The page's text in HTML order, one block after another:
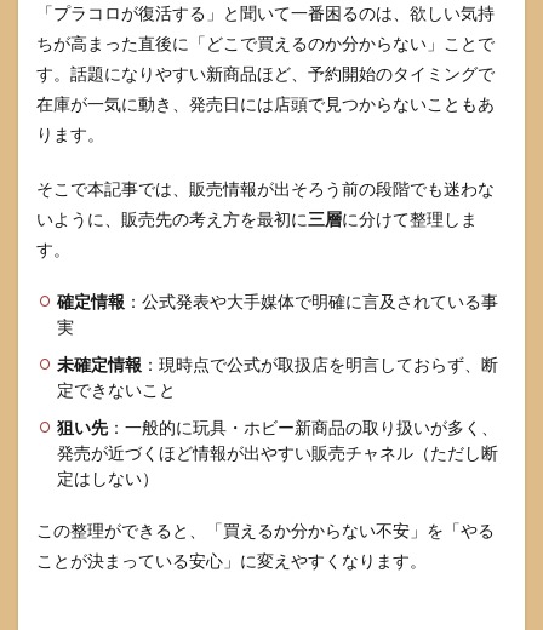
と
3.4
地域
差が
出る
とき
え方
4
ポケ
のプ
ラコ
ロの
売り
切れ
4.1
再入
荷と
を追
う順
「プラコロが復活する」と聞いて一番困るのは、欲しい気持
ちが高まった直後に「どこで買えるのか分からない」ことで
す。話題になりやすい新商品ほど、予約開始のタイミングで
在庫が一気に動き、発売日には店頭で見つからないこともあ
ります。
そこで本記事では、販売情報が出そろう前の段階でも迷わな
いように、販売先の考え方を最初に三層に分けて整理しま
す。
確定情報 ：公式発表や大手媒体で明確に言及されている事
実
未確定情報 ：現時点で公式が取扱店を明言しておらず、断
定できないこと
狙い先：一般的に玩具・ホビー新商品の取り扱いが多く、
発売が近づくほど情報が出やすい販売チャネル（ただし断
定はしない）
この整理ができると、「買えるか分からない不安」を「やる
ことが決まっている安心」に変えやすくなります。